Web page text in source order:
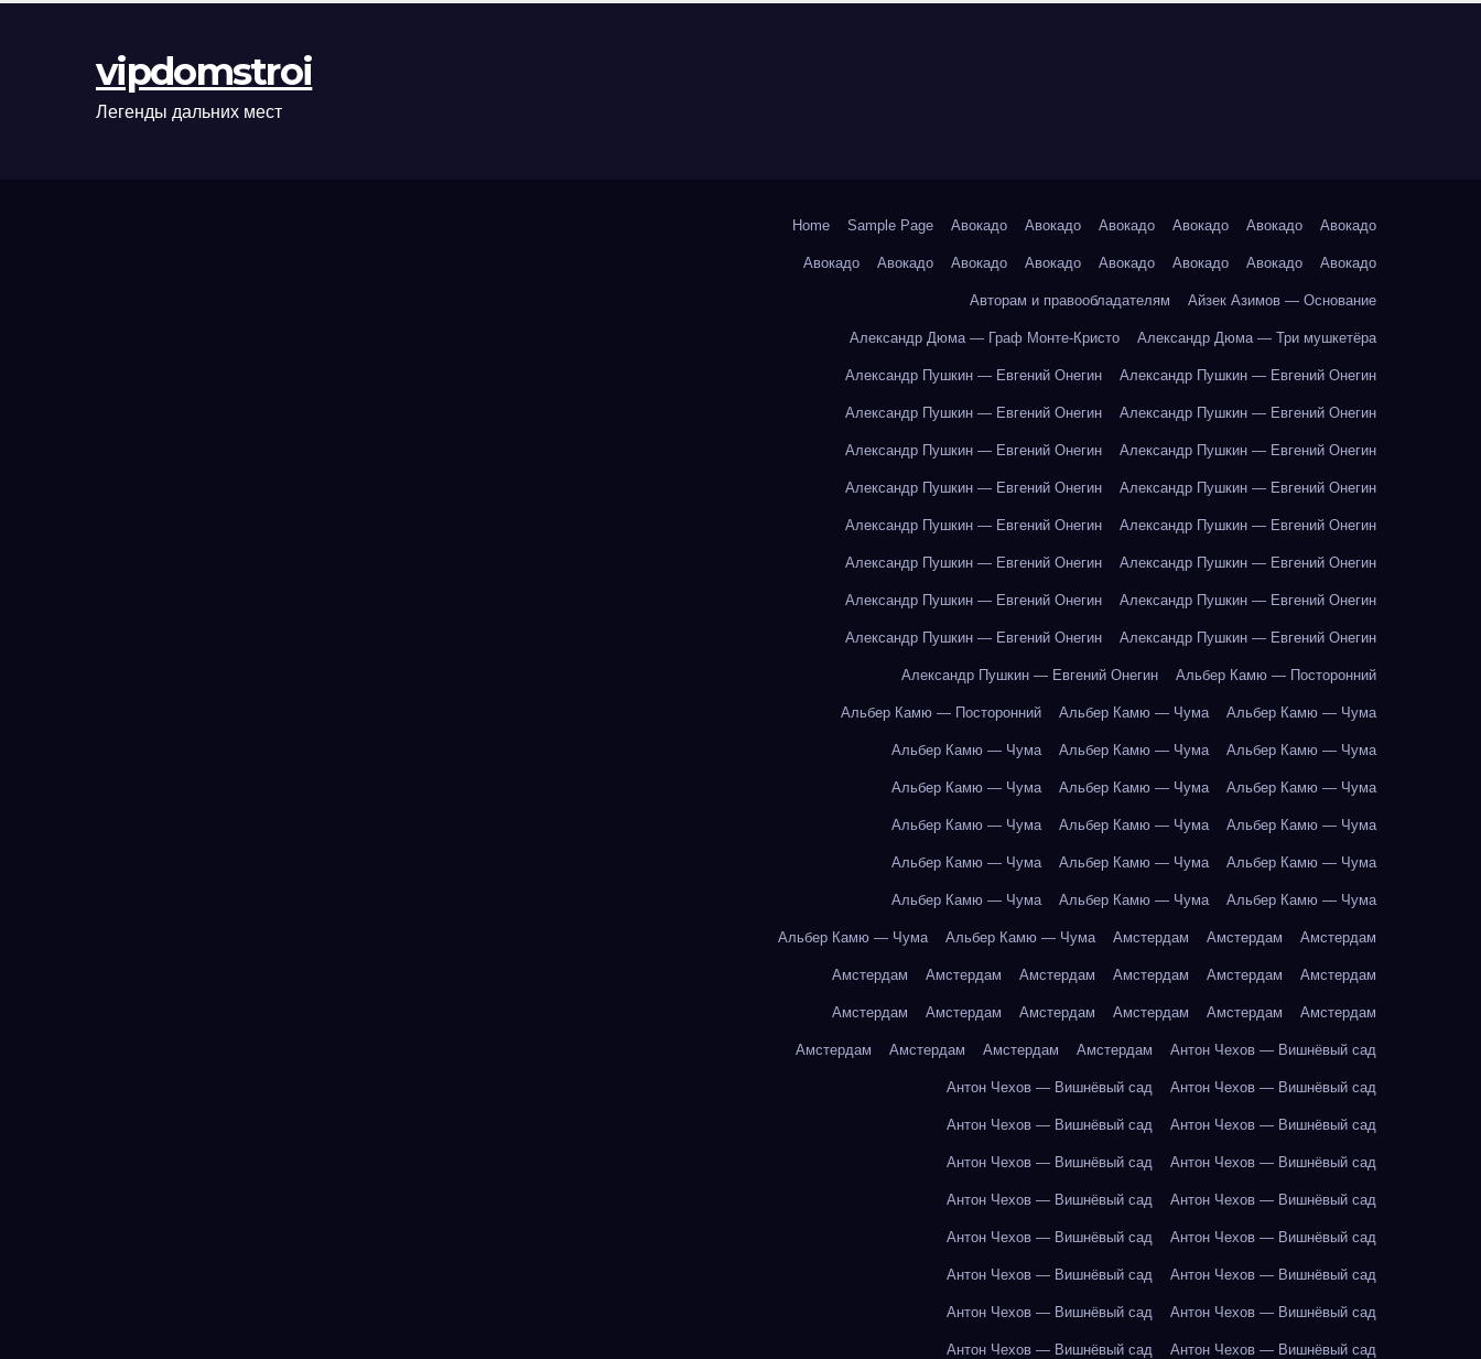
оформления
рыночные
ориентиры
vipdomstroi
Легенды дальних мест
Home Sample Page Авокадо Авокадо Авокадо Авокадо Авокадо Авокадо
Авокадо Авокадо Авокадо Авокадо Авокадо Авокадо Авокадо Авокадо
Авторам и правообладателям Айзек Азимов — Основание
Александр Дюма — Граф Монте-Кристо Александр Дюма — Три мушкетёра
Александр Пушкин — Евгений Онегин Александр Пушкин — Евгений Онегин
Александр Пушкин — Евгений Онегин Александр Пушкин — Евгений Онегин
Александр Пушкин — Евгений Онегин Александр Пушкин — Евгений Онегин
Александр Пушкин — Евгений Онегин Александр Пушкин — Евгений Онегин
Александр Пушкин — Евгений Онегин Александр Пушкин — Евгений Онегин
Александр Пушкин — Евгений Онегин Александр Пушкин — Евгений Онегин
Александр Пушкин — Евгений Онегин Александр Пушкин — Евгений Онегин
Александр Пушкин — Евгений Онегин Александр Пушкин — Евгений Онегин
Александр Пушкин — Евгений Онегин Альбер Камю — Посторонний
Альбер Камю — Посторонний Альбер Камю — Чума Альбер Камю — Чума
Альбер Камю — Чума Альбер Камю — Чума Альбер Камю — Чума
Альбер Камю — Чума Альбер Камю — Чума Альбер Камю — Чума
Альбер Камю — Чума Альбер Камю — Чума Альбер Камю — Чума
Альбер Камю — Чума Альбер Камю — Чума Альбер Камю — Чума
Альбер Камю — Чума Альбер Камю — Чума Альбер Камю — Чума
Альбер Камю — Чума Альбер Камю — Чума Амстердам Амстердам Амстердам
Амстердам Амстердам Амстердам Амстердам Амстердам Амстердам
Амстердам Амстердам Амстердам Амстердам Амстердам Амстердам
Амстердам Амстердам Амстердам Амстердам Антон Чехов — Вишнёвый сад
Антон Чехов — Вишнёвый сад Антон Чехов — Вишнёвый сад
Антон Чехов — Вишнёвый сад Антон Чехов — Вишнёвый сад
Антон Чехов — Вишнёвый сад Антон Чехов — Вишнёвый сад
Антон Чехов — Вишнёвый сад Антон Чехов — Вишнёвый сад
Антон Чехов — Вишнёвый сад Антон Чехов — Вишнёвый сад
Антон Чехов — Вишнёвый сад Антон Чехов — Вишнёвый сад
Антон Чехов — Вишнёвый сад Антон Чехов — Вишнёвый сад
Антон Чехов — Вишнёвый сад Антон Чехов — Вишнёвый сад